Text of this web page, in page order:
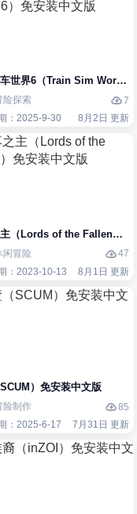
Round》免安装中文版
世界6（Train Sim World 6
险探索
7
：2025-9-30
8月2日 更新
Auto V Enhanced）免安
（Lords of the Fallen）免
闲冒险
47
：2023-10-13
8月1日 更新
）免安装中文版
）免安装中文版
险制作
85
：2025-6-17
7月31日 更新